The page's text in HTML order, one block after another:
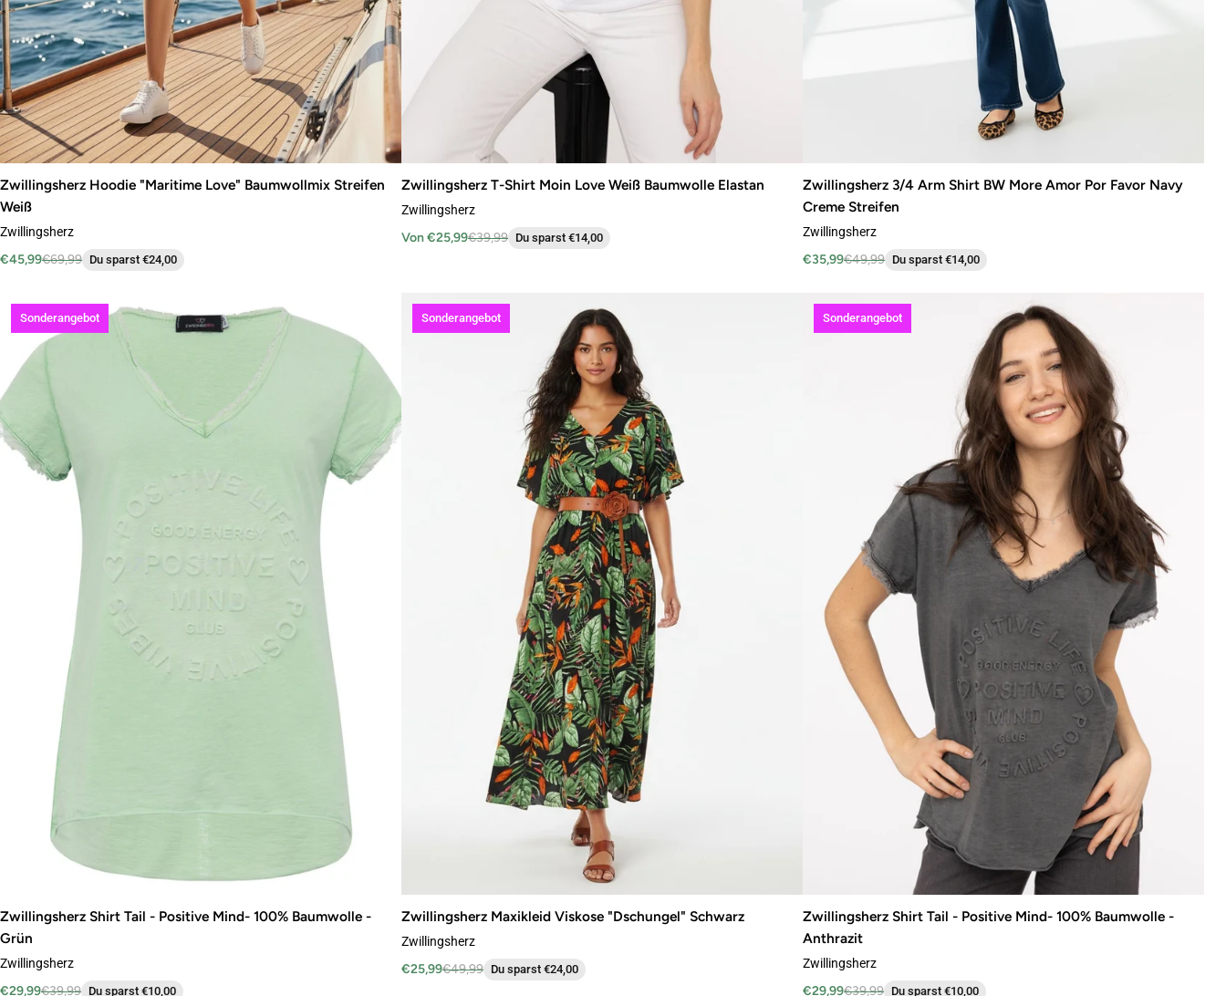
Zwillingsherz Hoodie "Maritime Love" Baumwollmix Streifen
Weiß
Zwillingsherz
€45,99€69,99 Du sparst €24,00
Zwillingsherz T-Shirt Moin Love Weiß Baumwolle Elastan
Zwillingsherz
Von €25,99€39,99 Du sparst €14,00
Zwillingsherz 3/4 Arm Shirt BW More Amor Por Favor Navy
Creme Streifen
Zwillingsherz
€35,99€49,99 Du sparst €14,00
Sonderangebot
Zwillingsherz Shirt Tail - Positive Mind- 100% Baumwolle -
Grün
Zwillingsherz
€29,99€39,99 Du sparst €10,00
Sonderangebot
Zwillingsherz Maxikleid Viskose "Dschungel" Schwarz
Zwillingsherz
€25,99€49,99 Du sparst €24,00
Sonderangebot
Zwillingsherz Shirt Tail - Positive Mind- 100% Baumwolle -
Anthrazit
Zwillingsherz
€29,99€39,99 Du sparst €10,00